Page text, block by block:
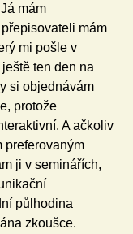
mám
mám
mi pošle v
ten den na
si objednávám
protože
A ačkoliv
preferovaným
ji v seminářích,
půlhodina
zkoušce.